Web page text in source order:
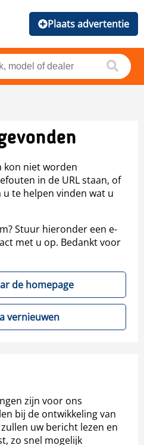
Plaats advertentie
kon niet worden
in de URL staan, of
te helpen vinden wat u
Stuur hieronder een e-
met u op. Bedankt voor
de homepage
vernieuwen
zijn voor ons
bij de ontwikkeling van
uw bericht lezen en
zo snel mogelijk